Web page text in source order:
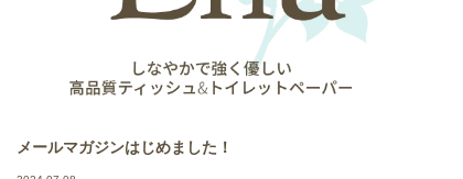
メールマガジンはじめました！